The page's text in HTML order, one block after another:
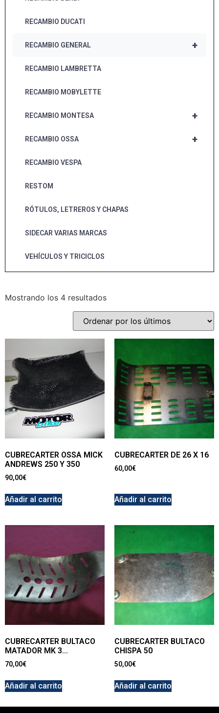
RECAMBIO DUCATI
+
RECAMBIO GENERAL
RECAMBIO LAMBRETTA
RECAMBIO MOBYLETTE
+
RECAMBIO MONTESA
+
RECAMBIO OSSA
RECAMBIO VESPA
RESTOM
RÓTULOS, LETREROS Y CHAPAS
SIDECAR VARIAS MARCAS
VEHÍCULOS Y TRICICLOS
Mostrando los 4 resultados
CUBRECARTER OSSA MICK
ANDREWS 250 Y 350
90,00€
Añadir al carrito
CUBRECARTER DE 26 X 16
60,00€
Añadir al carrito
CUBRECARTER BULTACO
MATADOR MK 3…
70,00€
Añadir al carrito
CUBRECARTER BULTACO
CHISPA 50
50,00€
Añadir al carrito